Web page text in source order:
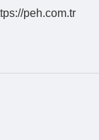
peh.com.tr